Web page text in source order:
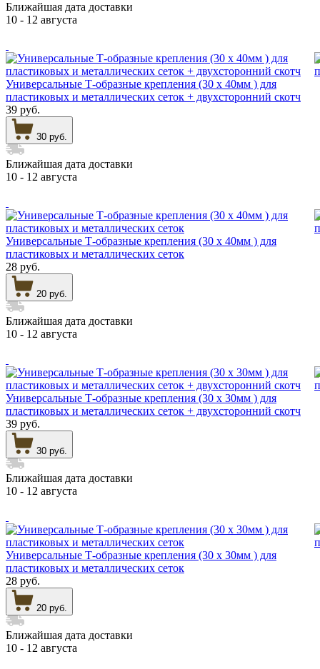
Ближайшая дата доставки
10 - 12 августа
Универсальные Т-образные крепления (30 х 40мм ) для
пластиковых и металлических сеток + двухсторонний скотч
39 руб.
30 руб.
Ближайшая дата доставки
10 - 12 августа
Универсальные Т-образные крепления (30 х 40мм ) для
пластиковых и металлических сеток
28 руб.
20 руб.
Ближайшая дата доставки
10 - 12 августа
Универсальные Т-образные крепления (30 х 30мм ) для
пластиковых и металлических сеток + двухсторонний скотч
39 руб.
30 руб.
Ближайшая дата доставки
10 - 12 августа
Универсальные Т-образные крепления (30 х 30мм ) для
пластиковых и металлических сеток
28 руб.
20 руб.
Ближайшая дата доставки
10 - 12 августа